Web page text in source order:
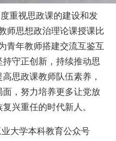
重视思政课的建设和发
师思想政治理论课授课比
青年教师搭建交流互鉴互
守正创新，持续推动思
思政课教师队伍素养，
，努力培养更多让党放
兴重任的时代新人。
大学本科教育公众号